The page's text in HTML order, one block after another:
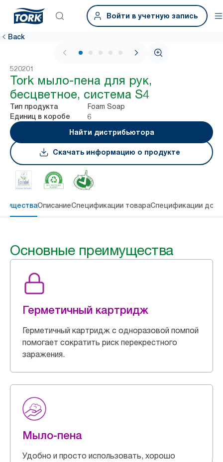
Войти в учетную запись
Back
1 / 6
520201
Tork мыло-пена для рук,
бесцветное, система S4
Тип продукта Foam Soap
Единиц в коробе
6
Найти дистрибьютора
Скачать информацию о продукте
ОписаниеСпецификации товараСпецификации
Основные преимущества
Герметичный картридж
Герметичный картридж с одноразовой помпой
помогает сократить риск перекрестного
заражения.
Мыло-пена
Удобно и просто использовать, хорошо